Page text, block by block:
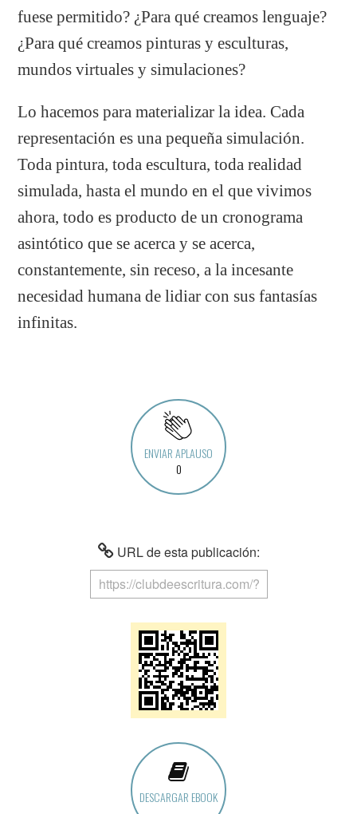
fuese permitido? ¿Para qué creamos lenguaje?
¿Para qué creamos pinturas y esculturas,
mundos virtuales y simulaciones?
Lo hacemos para materializar la idea. Cada
representación es una pequeña simulación.
Toda pintura, toda escultura, toda realidad
simulada, hasta el mundo en el que vivimos
ahora, todo es producto de un cronograma
asintótico que se acerca y se acerca,
constantemente, sin receso, a la incesante
necesidad humana de lidiar con sus fantasías
infinitas.
ENVIAR APLAUSO
0
URL de esta publicación:
DESCARGAR EBOOK